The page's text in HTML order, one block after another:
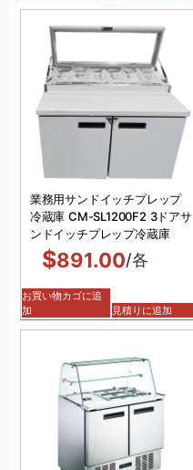
業務用サンドイッチプレップ
冷蔵庫 CM-SL1200F2 3ドアサ
ンドイッチプレップ冷蔵庫
$891.00/各
お買い物カゴに追
加
見積りに追加